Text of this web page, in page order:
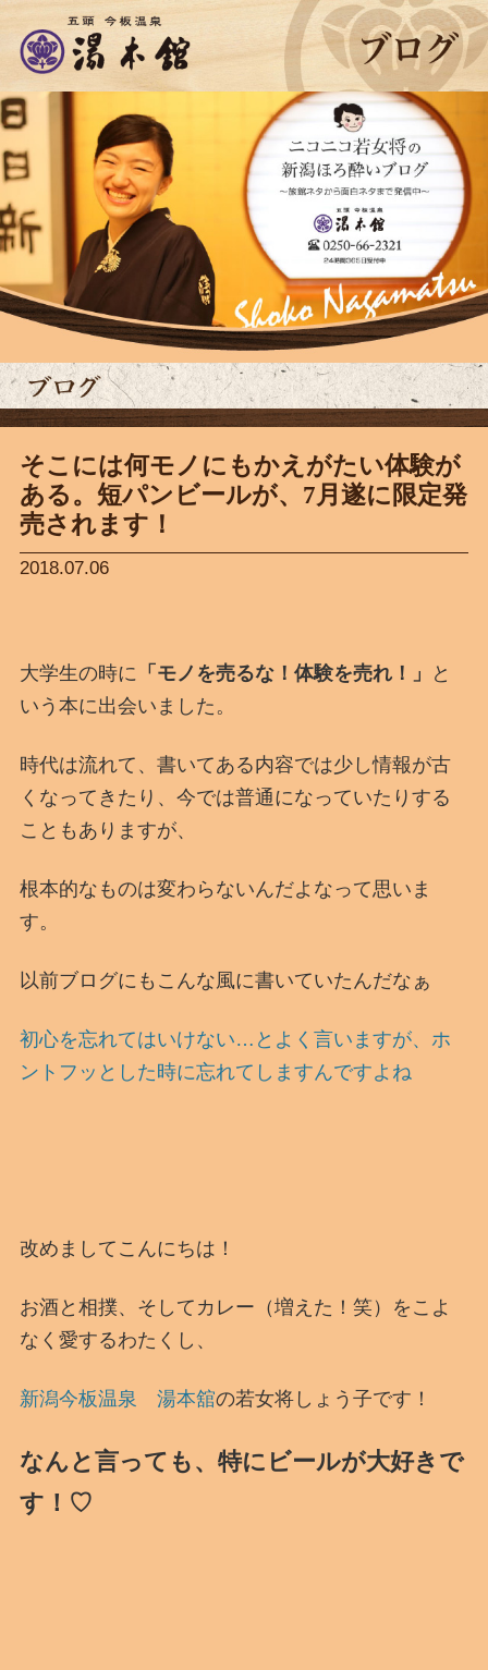
そこには何モノにもかえがたい体験が
ある。短パンビールが、7月遂に限定発
売されます！
2018.07.06
大学生の時に 「モノを売るな！体験を売れ！」
と
いう本に出会いました。
時代は流れて、書いてある内容では少し情報が古
くなってきたり、今では普通になっていたりする
こともありますが、
根本的なものは変わらないんだよなって思いま
す。
以前ブログにもこんな風に書いていたんだなぁ
初心を忘れてはいけない…とよく言いますが、ホ
ントフッとした時に忘れてしますんですよね
改めましてこんにちは！
お酒と相撲、そしてカレー（増えた！笑）をこよ
なく愛するわたくし、
新潟今板温泉 湯本舘の若女将しょう子です！
なんと言っても、特にビールが大好きで
す！♡